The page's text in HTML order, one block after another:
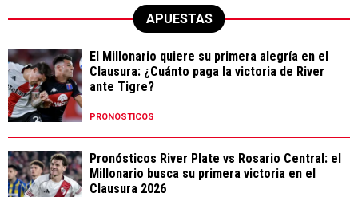
APUESTAS
El Millonario quiere su primera alegría en el
Clausura: ¿Cuánto paga la victoria de River
ante Tigre?
PRONÓSTICOS
Pronósticos River Plate vs Rosario Central: el
Millonario busca su primera victoria en el
Clausura 2026